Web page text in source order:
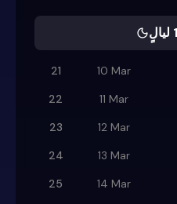
21 10 Mar
22
11 Mar
23
12 Mar
24
13 Mar
25
14 Mar